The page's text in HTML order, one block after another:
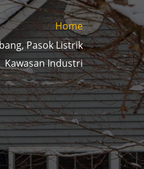
Home
Pasok Listrik
Kawasan Industri